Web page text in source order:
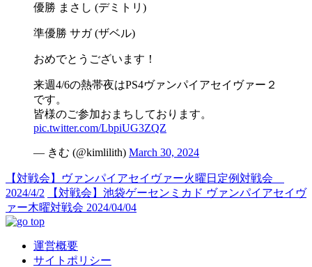
優勝 まさし (デミトリ)
準優勝 サガ (ザベル)
おめでとうございます！
来週4/6の熱帯夜はPS4ヴァンパイアセイヴァー２
です。
皆様のご参加おまちしております。
pic.twitter.com/LbpiUG3ZQZ
— きむ (@kimlilith) March 30, 2024
【対戦会】ヴァンパイアセイヴァー火曜日定例対戦会
2024/4/2
【対戦会】池袋ゲーセンミカド ヴァンパイアセイヴ
ァー木曜対戦会 2024/04/04
運営概要
サイトポリシー